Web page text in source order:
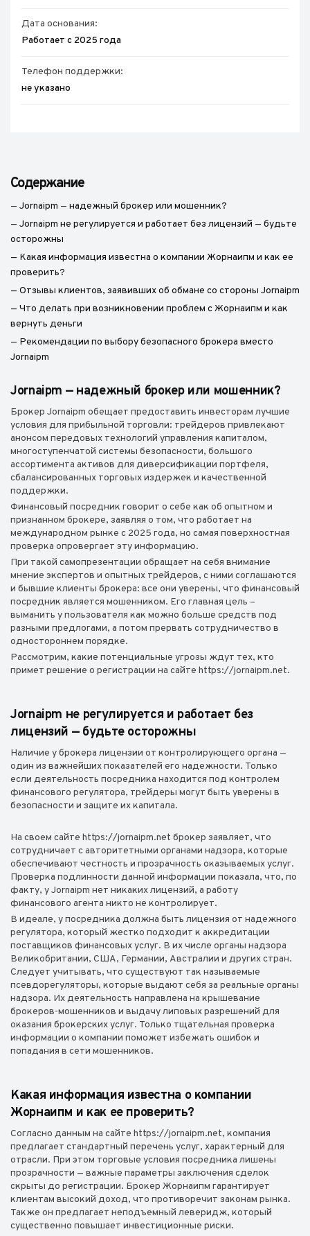
Дата основания:
Работает с 2025 года
Телефон поддержки:
не указано
Содержание
— Jornaipm — надежный брокер или мошенник?
— Jornaipm не регулируется и работает без лицензий — будьте
осторожны
— Какая информация известна о компании Жорнаипм и как ее
проверить?
— Отзывы клиентов, заявивших об обмане со стороны Jornaipm
— Что делать при возникновении проблем с Жорнаипм и как
вернуть деньги
— Рекомендации по выбору безопасного брокера вместо
Jornaipm
Jornaipm — надежный брокер или мошенник?
Брокер Jornaipm обещает предоставить инвесторам лучшие
условия для прибыльной торговли: трейдеров привлекают
анонсом передовых технологий управления капиталом,
многоступенчатой системы безопасности, большого
ассортимента активов для диверсификации портфеля,
сбалансированных торговых издержек и качественной
поддержки.
Финансовый посредник говорит о себе как об опытном и
признанном брокере, заявляя о том, что работает на
международном рынке с 2025 года, но самая поверхностная
проверка опровергает эту информацию.
При такой самопрезентации обращает на себя внимание
мнение экспертов и опытных трейдеров, с ними соглашаются
и бывшие клиенты брокера: все они уверены, что финансовый
посредник является мошенником. Его главная цель –
выманить у пользователя как можно больше средств под
разными предлогами, а потом прервать сотрудничество в
одностороннем порядке.
Рассмотрим, какие потенциальные угрозы ждут тех, кто
примет решение о регистрации на сайте https://jornaipm.net.
Jornaipm не регулируется и работает без
лицензий — будьте осторожны
Наличие у брокера лицензии от контролирующего органа —
один из важнейших показателей его надежности. Только
если деятельность посредника находится под контролем
финансового регулятора, трейдеры могут быть уверены в
безопасности и защите их капитала.
На своем сайте https://jornaipm.net брокер заявляет, что
сотрудничает с авторитетными органами надзора, которые
обеспечивают честность и прозрачность оказываемых услуг.
Проверка подлинности данной информации показала, что, по
факту, у Jornaipm нет никаких лицензий, а работу
финансового агента никто не контролирует.
В идеале, у посредника должна быть лицензия от надежного
регулятора, который жестко подходит к аккредитации
поставщиков финансовых услуг. В их числе органы надзора
Великобритании, США, Германии, Австралии и других стран.
Следует учитывать, что существуют так называемые
псевдорегуляторы, которые выдают себя за реальные органы
надзора. Их деятельность направлена на крышевание
брокеров-мошенников и выдачу липовых разрешений для
оказания брокерских услуг. Только тщательная проверка
информации о компании поможет избежать ошибок и
попадания в сети мошенников.
Какая информация известна о компании
Жорнаипм и как ее проверить?
Согласно данным на сайте https://jornaipm.net, компания
предлагает стандартный перечень услуг, характерный для
отрасли. При этом торговые условия посредника лишены
прозрачности — важные параметры заключения сделок
скрыты до регистрации. Брокер Жорнаипм гарантирует
клиентам высокий доход, что противоречит законам рынка.
Также он предлагает неподъемный леверидж, который
существенно повышает инвестиционные риски.